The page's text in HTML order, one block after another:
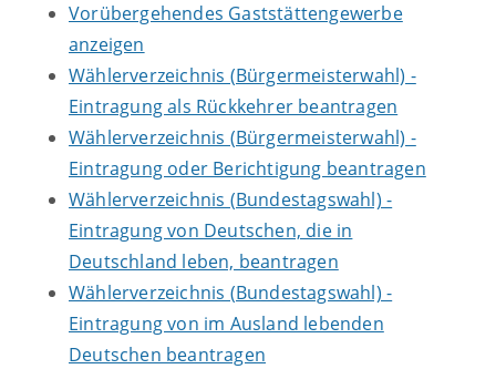
Vorübergehendes Gaststättengewerbe
anzeigen
Wählerverzeichnis (Bürgermeisterwahl) -
Eintragung als Rückkehrer beantragen
Wählerverzeichnis (Bürgermeisterwahl) -
Eintragung oder Berichtigung beantragen
Wählerverzeichnis (Bundestagswahl) -
Eintragung von Deutschen, die in
Deutschland leben, beantragen
Wählerverzeichnis (Bundestagswahl) -
Eintragung von im Ausland lebenden
Deutschen beantragen